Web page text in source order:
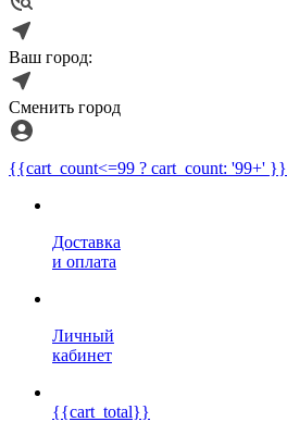
Ваш город:
Сменить город
{{cart_count<=99 ? cart_count: '99+' }}
Доставка
и оплата
Личный
кабинет
{{cart_total}}